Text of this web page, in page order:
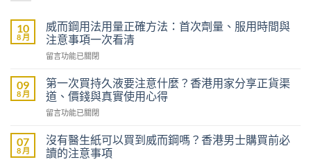
10
8 月
威而鋼用法用量正確方法：首次劑量、服用時間與
注意事項一次看清
在
而
鋼
用
法
量
正
確
留言功能已關閉
09
8 月
第一次買持久液要注意什麼？香港用家分享正貨渠
道、價錢與真實使用心得
在
一
次
買
留言功能已關閉
07
8 月
沒有醫生紙可以買到威而鋼嗎？香港男士購買前必
讀的注意事項